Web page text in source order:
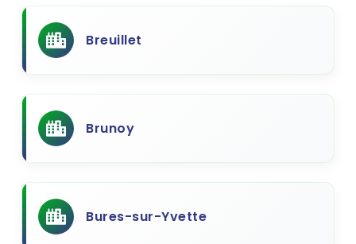
Breuillet
Brunoy
Bures-sur-Yvette